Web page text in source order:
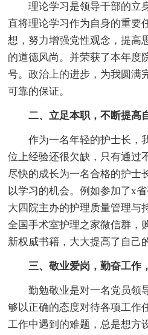
理论学习是领导干部的立
直将理论学习作为自身的重要
想，努力增强党性观念，提高
的道德风尚。并荣获了本年度
号。政治上的进步，为我圆满
可靠的保证。
二、立足本职，不断提高
作为一名年轻的护士长，
位上经验还很欠缺，只有通过
尽快的成长为一名合格的护士
以学习的机会。例如参加了x
大四院主办的护理质量管理与
全国手术室护理之家微信群，
新权威书籍，大大提高了自己
三、敬业爱岗，勤奋工作
勤勉敬业是对一名党员领
够以正确的态度对待各项工作
工作中遇到的难题，总是想方